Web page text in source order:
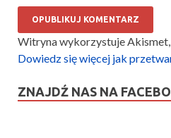
Witryna wykorzystuje Akismet,
Dowiedz się więcej jak
ZNAJDŹ NAS NA